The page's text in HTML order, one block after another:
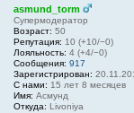
asmund_torm
Супермодератор
Возраст: 50
Репутация: 10 (+10/−0)
Лояльность: 4 (+4/−0)
Сообщения: 917
Зарегистрирован:
С нами: 15 лет 8 месяцев
Имя: Асмунд
Откуда: Livoniya